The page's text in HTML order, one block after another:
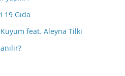
Gıda
feat. Aleyna Tilki